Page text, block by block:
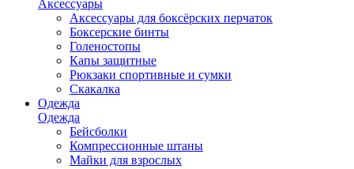
Аксессуары
Аксессуары для боксёрских перчаток
Боксерские бинты
Голеностопы
Капы защитные
Рюкзаки спортивные и сумки
Скакалка
Одежда
Одежда
Бейсболки
Компрессионные штаны
Майки для взрослых